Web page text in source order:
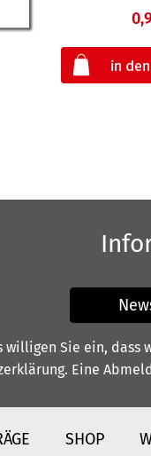
Sie ein, dass
. Eine
SHOP